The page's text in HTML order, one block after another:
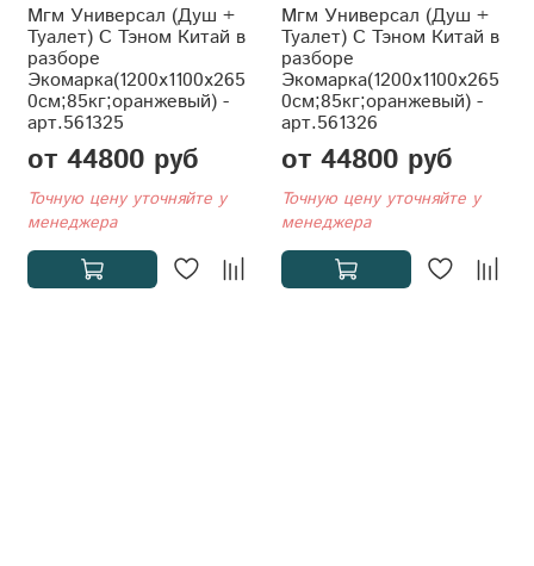
Мгм Универсал (Душ +
Туалет) С Тэном Китай в
разборе
Экомарка(1200x1100x265
0см;85кг;оранжевый) -
арт.561325
от 44800 руб
Точную цену уточняйте у
менеджера
Мгм Универсал (Душ +
Туалет) С Тэном Китай в
разборе
Экомарка(1200x1100x265
0см;85кг;оранжевый) -
арт.561326
от 44800 руб
Точную цену уточняйте у
менеджера